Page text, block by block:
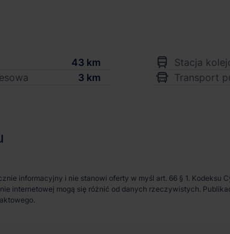
43 km Stacja
3 km Transport
informacyjny i nie stanowi oferty w myśl art. 66 § 1. Kodeksu
internetowej mogą się różnić od danych rzeczywistych.